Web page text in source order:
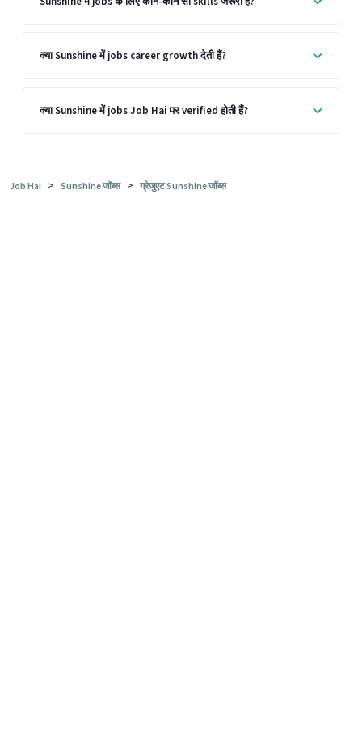
क्या Sunshine में jobs career growth देती हैं?
क्या Sunshine में jobs Job Hai पर verified होती हैं?
Job Hai > Sunshine जॉब्स > ग्रेजुएट Sunshine जॉब्स